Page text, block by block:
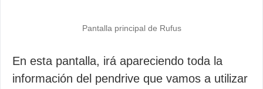
Pantalla principal de Rufus
En esta pantalla, irá apareciendo toda la
información del pendrive que vamos a utilizar